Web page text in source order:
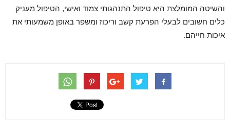
והשיטה המומלצת היא טיפול התנהגותי צמוד ואישי, הטיפול מעניק
כלים חשובים לבעלי הפרעת קשב וריכוז ומשפר באופן משמעותי את
איכות חייהם.